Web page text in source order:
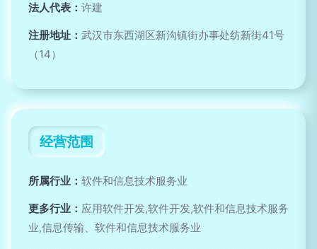
法人代表： 许建
注册地址： 武汉市东西湖区新沟镇街办事处纺新街41号
（14）
经营范围
所属行业： 软件和信息技术服务业
更多行业： 应用软件开发,软件开发,软件和信息技术服务
业,信息传输、软件和信息技术服务业